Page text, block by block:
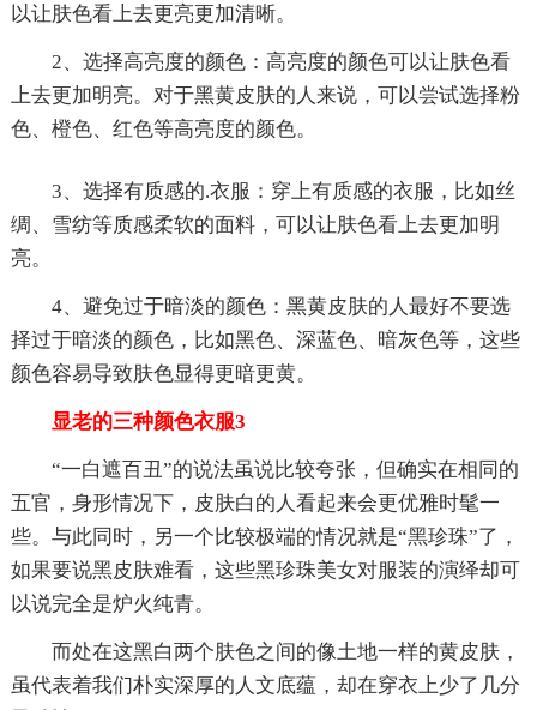
以让肤色看上去更亮更加清晰。
2、选择高亮度的颜色：高亮度的颜色可以让肤色看
上去更加明亮。对于黑黄皮肤的人来说，可以尝试选择粉
色、橙色、红色等高亮度的颜色。
3、选择有质感的.衣服：穿上有质感的衣服，比如丝
绸、雪纺等质感柔软的面料，可以让肤色看上去更加明
亮。
4、避免过于暗淡的颜色：黑黄皮肤的人最好不要选
择过于暗淡的颜色，比如黑色、深蓝色、暗灰色等，这些
颜色容易导致肤色显得更暗更黄。
显老的三种颜色衣服3
“一白遮百丑”的说法虽说比较夸张，但确实在相同的
五官，身形情况下，皮肤白的人看起来会更优雅时髦一
些。与此同时，另一个比较极端的情况就是“黑珍珠”了，
如果要说黑皮肤难看，这些黑珍珠美女对服装的演绎却可
以说完全是炉火纯青。
而处在这黑白两个肤色之间的像土地一样的黄皮肤，
虽代表着我们朴实深厚的人文底蕴，却在穿衣上少了几分